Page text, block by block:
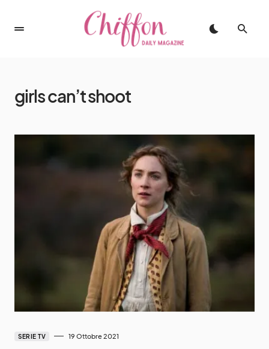
girls can’t shoot
SERIE TV 19 Ottobre 2021